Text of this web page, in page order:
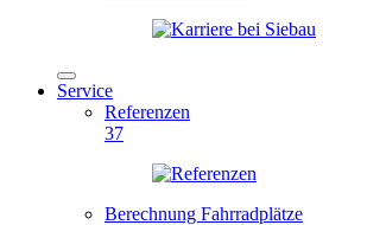
Service
Referenzen
37
Berechnung Fahrradplätze